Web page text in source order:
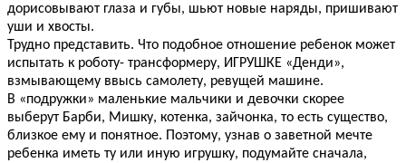
дорисовывают глаза и губы, шьют новые наряды, пришивают
уши и хвосты.
Трудно представить. Что подобное отношение ребенок может
испытать к роботу- трансформеру, ИГРУШКЕ «Денди»,
взмывающему ввысь самолету, ревущей машине.
В «подружки» маленькие мальчики и девочки скорее
выберут Барби, Мишку, котенка, зайчонка, то есть существо,
близкое ему и понятное. Поэтому, узнав о заветной мечте
ребенка иметь ту или иную игрушку, подумайте сначала,